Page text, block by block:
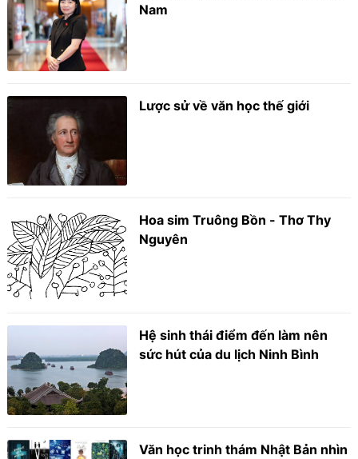
Nam
Lược sử về văn học thế giới
Hoa sim Truông Bồn - Thơ Thy
Nguyên
Hệ sinh thái điểm đến làm nên
sức hút của du lịch Ninh Bình
Văn học trinh thám Nhật Bản nhìn